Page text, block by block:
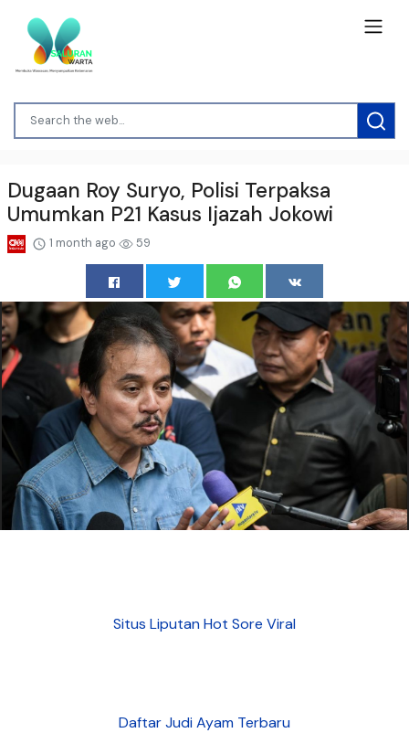
Dugaan Roy Suryo, Polisi Terpaksa
Umumkan P21 Kasus Ijazah Jokowi
1 month ago 59
Situs Liputan Hot Sore Viral
Daftar Judi Ayam Terbaru